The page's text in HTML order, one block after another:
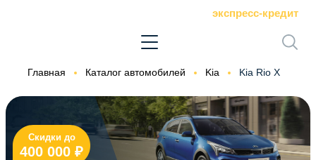
экспресс-кредит
Главная Каталог автомобилей Kia Kia Rio X
Скидки до
400 000 ₽